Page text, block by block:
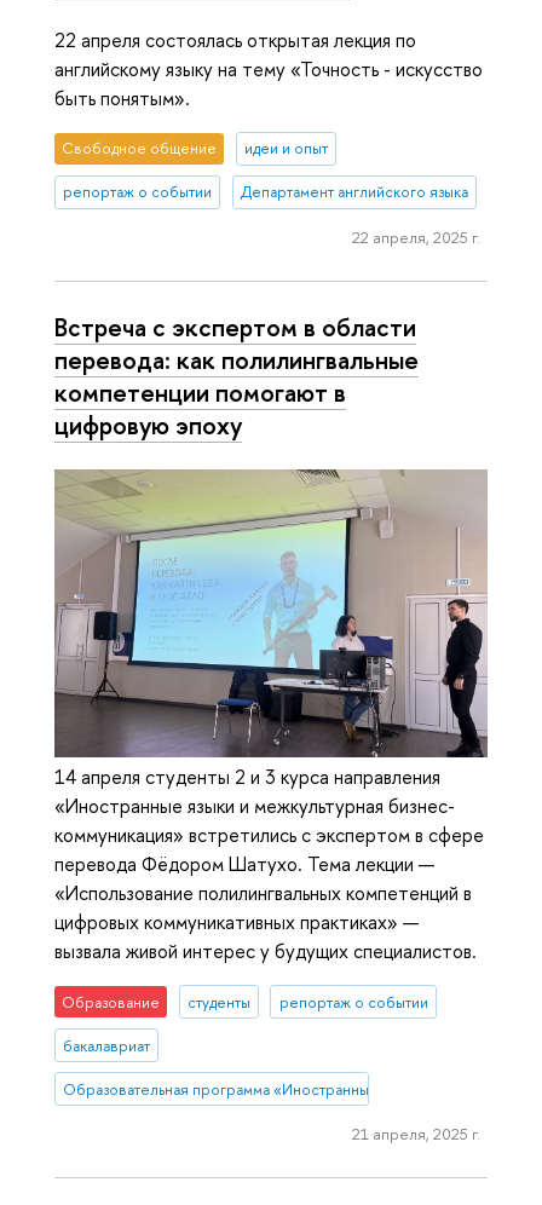
22 апреля состоялась открытая лекция по
английскому языку на тему «Точность - искусство
быть понятым».
Свободное общение идеи и опыт
репортаж о событии Департамент английского языка
22 апреля, 2025 г.
Встреча с экспертом в области
перевода: как полилингвальные
компетенции помогают в
цифровую эпоху
14 апреля студенты 2 и 3 курса направления
«Иностранные языки и межкультурная бизнес-
коммуникация» встретились с экспертом в сфере
перевода Фёдором Шатухо. Тема лекции —
«Использование полилингвальных компетенций в
цифровых коммуникативных практиках» —
вызвала живой интерес у будущих специалистов.
Образование студенты репортаж о событии
бакалавриат
Образовательная программа «Иностранные языки и
21 апреля, 2025 г.